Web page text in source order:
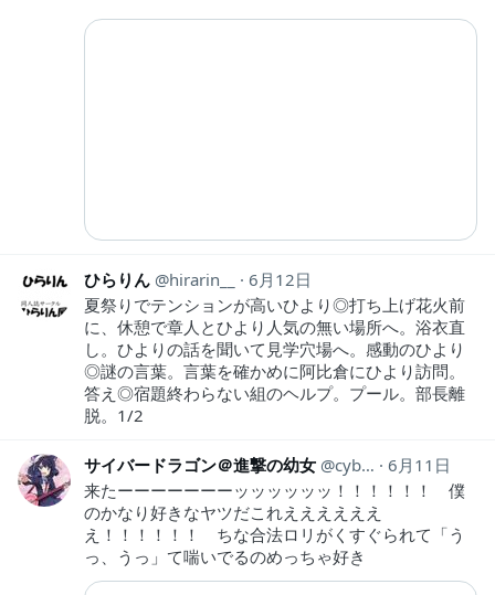
ひらりん hirarin__
6月12日
夏祭りでテンションが高いひより◎打ち上げ花火前
に、休憩で章人とひより人気の無い場所へ。浴衣直
し。ひよりの話を聞いて見学穴場へ。感動のひより
◎謎の言葉。言葉を確かめに阿比倉にひより訪問。
答え◎宿題終わらない組のヘルプ。プール。部長離
脱。1/2
サイバードラゴン＠進撃の幼女 cyber_dragon28
6月11日
来たーーーーーーーッッッッッッ！！！！！！ 僕
のかなり好きなヤツだこれええええええ
え！！！！！！ ちな合法ロリがくすぐられて「う
っ、うっ」て喘いでるのめっちゃ好き